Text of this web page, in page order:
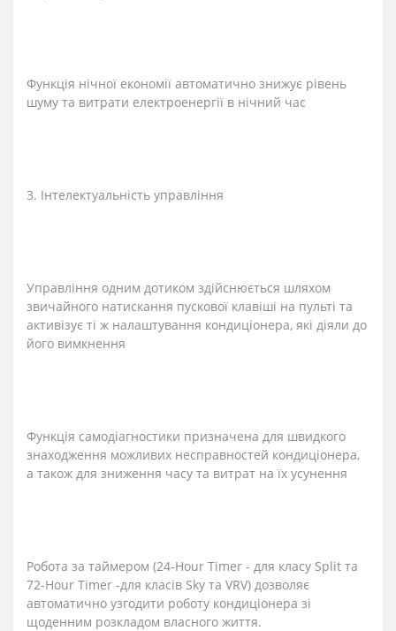
Функція нічної економії автоматично знижує рівень
шуму та витрати електроенергії в нічний час
3. Інтелектуальність управління
Управління одним дотиком здійснюється шляхом
звичайного натискання пускової клавіші на пульті та
активізує ті ж налаштування кондиціонера, які діяли до
його вимкнення
Функція самодіагностики призначена для швидкого
знаходження можливих несправностей кондиціонера,
а також для зниження часу та витрат на їх усунення
Робота за таймером (24-Hour Timer - для класу Split та
72-Hour Timer -для класів Sky та VRV) дозволяє
автоматично узгодити роботу кондиціонера зі
щоденним розкладом власного життя.